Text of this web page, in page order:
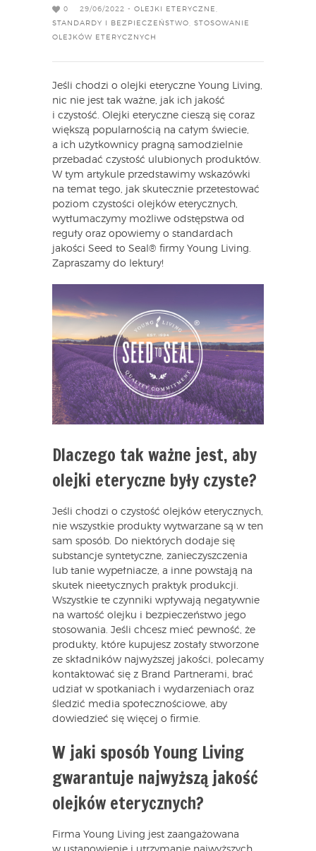
0 29/06/2022 - OLEJKI ETERYCZNE
STANDARDY I BEZPIECZEŃSTWO
STOSOWANIE
OLEJKÓW ETERYCZNYCH
Jeśli chodzi o olejki eteryczne Young Living,
nic nie jest tak ważne, jak ich jakość
i czystość. Olejki eteryczne cieszą się coraz
większą popularnością na całym świecie,
a ich użytkownicy pragną samodzielnie
przebadać czystość ulubionych produktów.
W tym artykule przedstawimy wskazówki
na temat tego, jak skutecznie przetestować
poziom czystości olejków eterycznych,
wytłumaczymy możliwe odstępstwa od
reguły oraz opowiemy o standardach
jakości Seed to Seal® firmy Young Living.
Zapraszamy do lektury!
Dlaczego tak ważne jest, aby
olejki eteryczne były czyste?
Jeśli chodzi o czystość olejków eterycznych,
nie wszystkie produkty wytwarzane są w ten
sam sposób. Do niektórych dodaje się
substancje syntetyczne, zanieczyszczenia
lub tanie wypełniacze, a inne powstają na
skutek nieetycznych praktyk produkcji.
Wszystkie te czynniki wpływają negatywnie
na wartość olejku i bezpieczeństwo jego
stosowania. Jeśli chcesz mieć pewność, że
produkty, które kupujesz zostały stworzone
ze składników najwyższej jakości, polecamy
kontaktować się z Brand Partnerami, brać
udział w spotkaniach i wydarzeniach oraz
śledzić media społecznościowe, aby
dowiedzieć się więcej o firmie.
W jaki sposób Young Living
gwarantuje najwyższą jakość
olejków eterycznych?
Firma Young Living jest zaangażowana